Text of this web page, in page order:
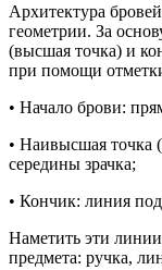
Архитектура
геометрии. За
(высшая точка) и
при помощи
• Начало брови:
• Наивысшая точка
середины зрачка;
• Кончик: линия
Наметить эти
предмета: ручка,